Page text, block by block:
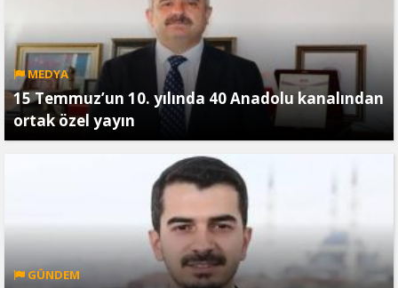
MEDYA
15 Temmuz’un 10. yılında 40 Anadolu kanalından
ortak özel yayın
GÜNDEM